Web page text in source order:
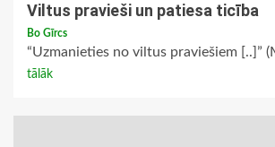
Viltus pravieši un patiesa ticība
Bo Gīrcs
“Uzmanieties no viltus praviešiem [..]”
tālāk